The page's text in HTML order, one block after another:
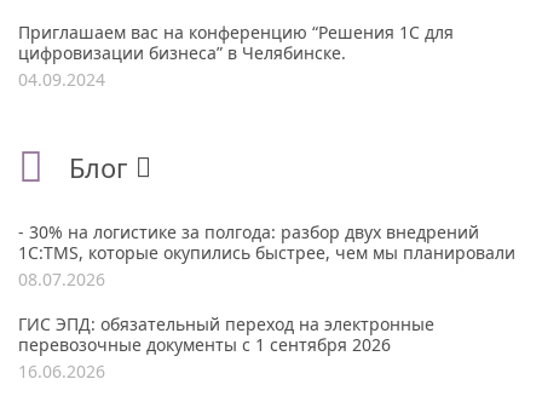
Приглашаем вас на конференцию “Решения 1С для
цифровизации бизнеса” в Челябинске.
04.09.2024
Блог
- 30% на логистике за полгода: разбор двух внедрений
1С:TMS, которые окупились быстрее, чем мы планировали
08.07.2026
ГИС ЭПД: обязательный переход на электронные
перевозочные документы с 1 сентября 2026
16.06.2026